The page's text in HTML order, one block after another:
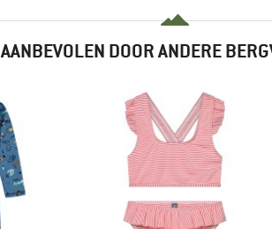
AANBEVOLEN DOOR ANDERE